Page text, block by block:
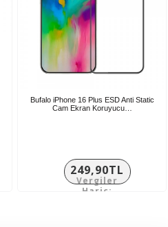
Bufalo iPhone 16 Plus ESD Anti Static
Cam Ekran Koruyucu…
249,90TL
Vergiler
Hariç: